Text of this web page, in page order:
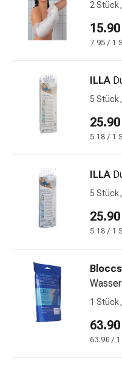
Unreine
Haut
Naturmittel
Schüssler-
Spagyrika
Niere,
Blase,
Prostata
Nieren-
2
15.90
7.95 / 1
ILLA
5
25.90
5.18 / 1
ILLA
5
25.90
5.18 / 1
Bloccs
1
63.90
63.90 /